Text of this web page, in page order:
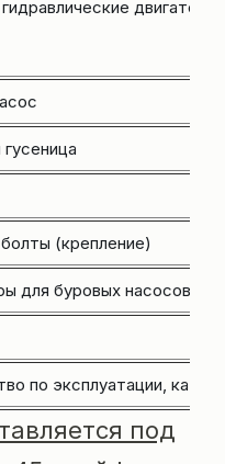
(крепление)
для буровых насосов
по эксплуатации,
под